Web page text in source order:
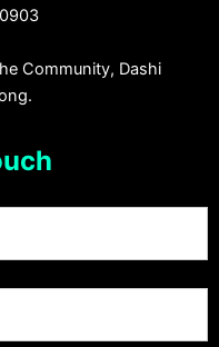
Community, Dashi